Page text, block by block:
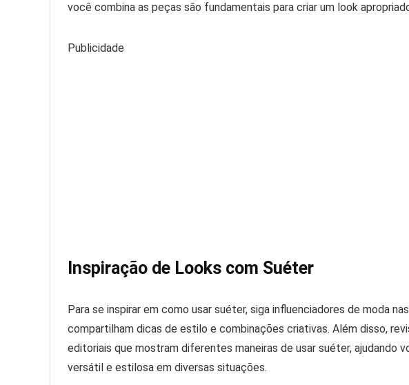
você combina as peças são fundamentais para criar um look
Publicidade
Inspiração de Looks com Suéter
Para se inspirar em como usar suéter, siga influenciadores de moda
compartilham dicas de estilo e combinações criativas. Além disso,
editoriais que mostram diferentes maneiras de usar suéter, ajudando
versátil e estilosa em diversas situações.